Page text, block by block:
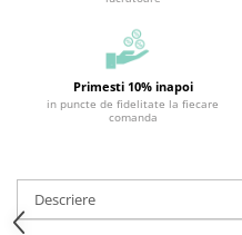
Primesti 10% inapoi
in puncte de fidelitate la fiecare
comanda
Descriere